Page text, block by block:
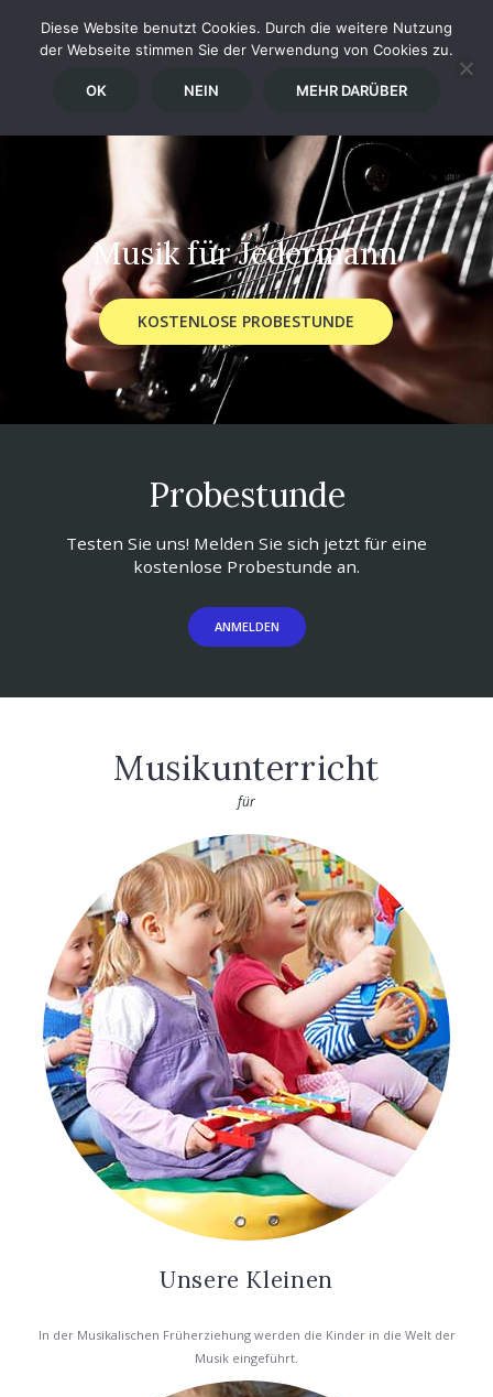
MusikfürJedermann
KOSTENLOSE PROBESTUNDE
Probestunde
Testen Sie uns! Melden Sie sich jetzt für eine
kostenlose Probestunde an.
ANMELDEN
Musikunterricht
für
Unsere Kleinen
In der Musikalischen Früherziehung werden die Kinder in die Welt der
Musik eingeführt.
Diese Website benutzt Cookies. Durch die weitere Nutzung
der Webseite stimmen Sie der Verwendung von Cookies zu.
OK NEIN MEHR DARÜBER